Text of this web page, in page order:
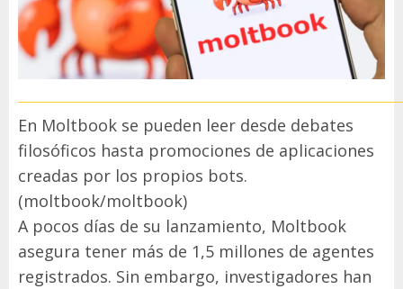
En Moltbook se pueden leer desde debates
filosóficos hasta promociones de aplicaciones
creadas por los propios bots.
(moltbook/moltbook)
A pocos días de su lanzamiento, Moltbook
asegura tener más de 1,5 millones de agentes
registrados. Sin embargo, investigadores han